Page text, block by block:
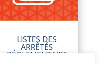
LISTES DES
ARRÊTÉS
RÉGLEMENTAIRE